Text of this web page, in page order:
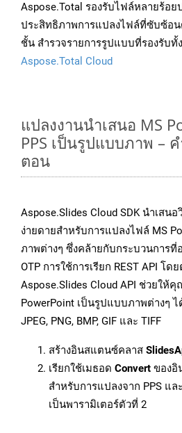
Aspose.Total รองรับไฟล์หลายร้อย
ประสิทธิภาพการแปลงไฟล์ที่ซับซ้อ
ชั้น สำรวจรายการรูปแบบที่รองรับ
Aspose.Total Cloud
แปลงงานนำเสนอ MS
PPS เป็นรูปแบบภาพ –
ตอน
Aspose.Slides Cloud SDK นำเสน
ง่ายดายสำหรับการแปลงไฟล์ MS
ภาพต่างๆ ซึ่งคล้ายกับกระบวนการที่
OTP การใช้การเรียก REST API โด
Aspose.Slides Cloud API ช่วยให้
PowerPoint เป็นรูปแบบภาพต่างๆ
JPEG, PNG, BMP, GIF และ TIFF
สร้างอินสแตนซ์คลาส
เรียกใช้เมธอด Convert ของอิ
สำหรับการแปลงจาก PPS แ
เป็นพารามิเตอร์ตัวที่ 2